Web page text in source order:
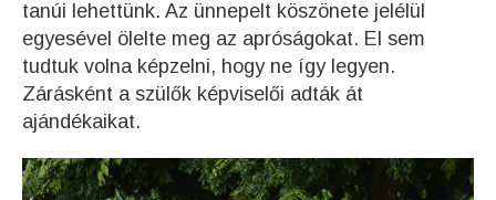
tanúi lehettünk. Az ünnepelt köszönete jelélül
egyesével ölelte meg az apróságokat. El sem
tudtuk volna képzelni, hogy ne így legyen.
Zárásként a szülők képviselői adták át
ajándékaikat.